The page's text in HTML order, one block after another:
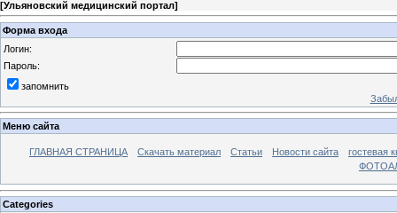
[Ульяновский медицинский портал]
Форма входа
Логин:
Пароль:
запомнить
Меню сайта
ГЛАВНАЯ СТРАНИЦА Скачать материал Статьи Новости сайта
гостевая
Categories